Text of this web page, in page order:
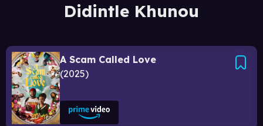
Didintle Khunou
A Scam Called Love
2025